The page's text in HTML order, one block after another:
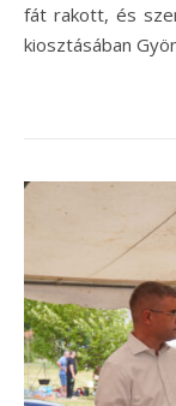
fát rakott, és
kiosztásában